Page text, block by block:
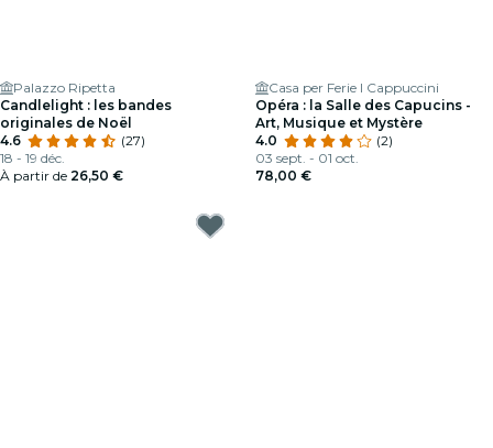
Palazzo Ripetta
Candlelight : les bandes
originales de Noël
4.6
(27)
18 - 19 déc.
À partir de 26,50 €
Casa per Ferie I Cappuccini
Opéra : la Salle des Capucins -
Art, Musique et Mystère
4.0
(2)
03 sept. - 01 oct.
78,00 €